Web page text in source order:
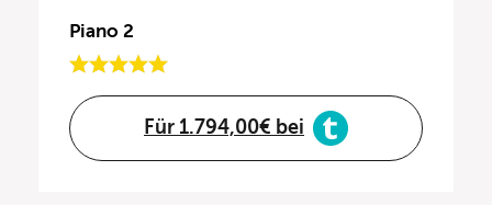
Piano 2
Für 1.794,00€ bei